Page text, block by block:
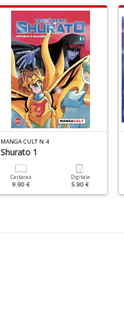
MANGA CULT N.4
Shurato 1
Cartacea
9.90 €
Digitale
5.90 €